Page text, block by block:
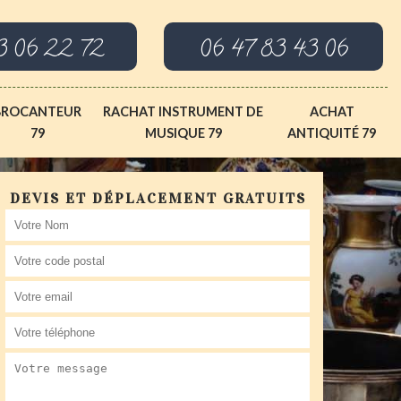
06 22 72 06 47 83 43 06
79
RACHAT INSTRUMENT DE
MUSIQUE 79
ACHAT
ANTIQUITÉ 79
DEVIS ET DÉPLACEMENT GRATUITS